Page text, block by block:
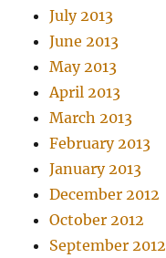
July 2013
June 2013
May 2013
April 2013
March 2013
February 2013
January 2013
December 2012
October 2012
September 2012